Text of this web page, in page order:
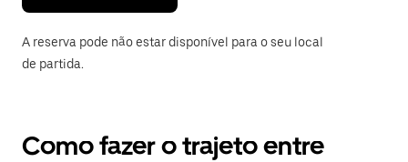
A reserva pode não estar disponível para o seu local
de partida.
Como fazer o trajeto entre